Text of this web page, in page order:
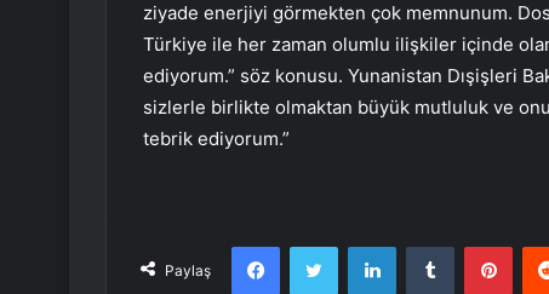
ziyade enerjiyi görmekten çok memnunum.
Türkiye ile her zaman olumlu ilişkiler içinde
ediyorum.” söz konusu. Yunanistan Dışişleri
sizlerle birlikte olmaktan büyük mutluluk ve
tebrik ediyorum.”
Paylaş
FacebookTwitter LinkedInTumblr